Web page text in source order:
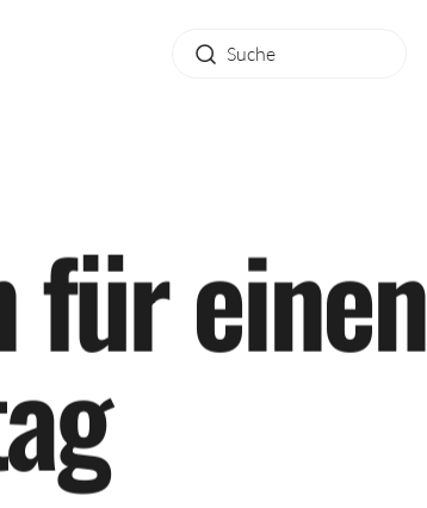
füreinen
ag